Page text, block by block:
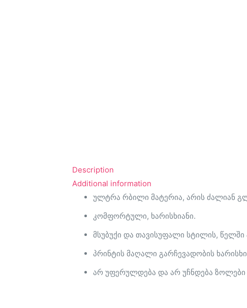
Description
Additional information
ულტრა რბილი მატერია, არის ძალიან
კომფორტული, ხარისხიანი.
მსუბუქი და თავისუფალი სტილის,
პრინტის მაღალი გარჩევადობის
არ უფერულდება და არ უჩნდება ზოლები